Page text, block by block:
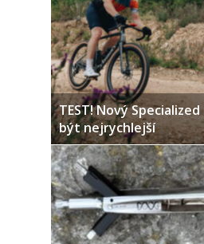
TEST! Nový
být nejrychlejší